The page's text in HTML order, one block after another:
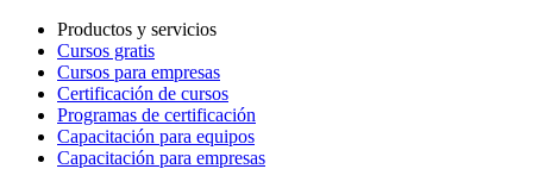
Productos y servicios
Cursos gratis
Cursos para empresas
Certificación de cursos
Programas de certificación
Capacitación para equipos
Capacitación para empresas